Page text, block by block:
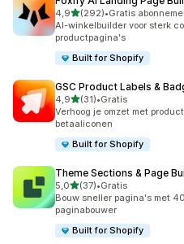
4,9van 5 sterren
(292)
292 recensies in totaal
•Gratis
AI-winkelbuilder voor sterk
productpagina's
Built for Shopify
GSC Product Labels &
4,9van 5 sterren
(31)
31 recensies in totaal
•Gratis
Verhoog je omzet met
betaaliconen
Built for Shopify
Theme Sections & Page
5,0van 5 sterren
(37)
37 recensies in totaal
•Gratis
Bouw sneller pagina's met
paginabouwer
Built for Shopify